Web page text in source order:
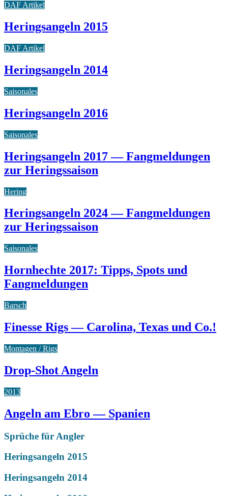
DAF Artikel
Heringsangeln 2015
DAF Artikel
Heringsangeln 2014
Saisonales
Heringsangeln 2016
Saisonales
Heringsangeln 2017 — Fangmeldungen
zur Heringssaison
Hering
Heringsangeln 2024 — Fangmeldungen
zur Heringssaison
Saisonales
Hornhechte 2017: Tipps, Spots und
Fangmeldungen
Barsch
Finesse Rigs — Carolina, Texas und Co.!
Montagen / Rigs
Drop-Shot Angeln
2013
Angeln am Ebro — Spanien
Sprüche für Angler
Heringsangeln 2015
Heringsangeln 2014